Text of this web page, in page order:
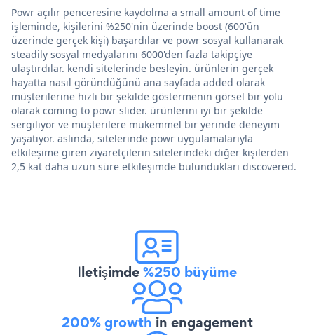
Powr açılır penceresine kaydolma a small amount of time
işleminde, kişilerini %250'nin üzerinde boost (600'ün
üzerinde gerçek kişi) başardılar ve powr sosyal kullanarak
steadily sosyal medyalarını 6000'den fazla takipçiye
ulaştırdılar. kendi sitelerinde besleyin. ürünlerin gerçek
hayatta nasıl göründüğünü ana sayfada added olarak
müşterilerine hızlı bir şekilde göstermenin görsel bir yolu
olarak coming to powr slider. ürünlerini iyi bir şekilde
sergiliyor ve müşterilere mükemmel bir yerinde deneyim
yaşatıyor. aslında, sitelerinde powr uygulamalarıyla
etkileşime giren ziyaretçilerin sitelerindeki diğer kişilerden
2,5 kat daha uzun süre etkileşimde bulundukları discovered.
İletişimde%250 büyüme
200% growth in engagement